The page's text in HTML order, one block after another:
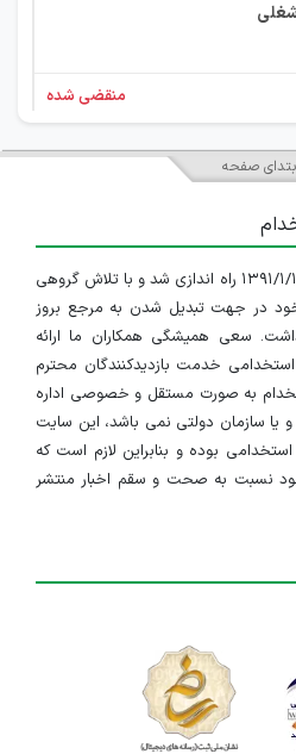
منقضی شده
منقضی شده
منقضی شده
صفحه
سایت ایران استخدام در تاریخ ۱۳۹۱/۱/۱۰ راه اندازی شد و با تلاش گروهی
خود در جهت تبدیل شدن به مرجع بروز
سعی همیشگی همکاران ما ارائه
خدمت بازدیدکنندگان محترم
به صورت مستقل و خصوصی اداره
یا سازمان دولتی نمی باشد، این سایت
بوده و بنابراین لازم است که
نسبت به صحت و سقم اخبار منتشر